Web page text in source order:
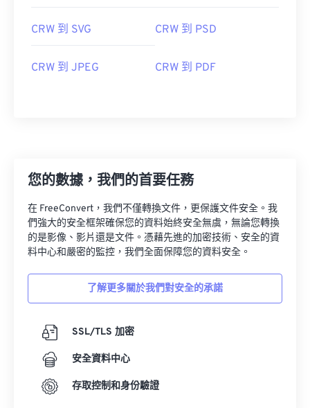
CRW 到 SVG CRW 到 PSD
CRW 到 JPEG CRW 到 PDF
您的數據，我們的首要任務
在 FreeConvert，我們不僅轉換文件，更保護文件安全。我
們強大的安全框架確保您的資料始終安全無虞，無論您轉換
的是影像、影片還是文件。憑藉先進的加密技術、安全的資
料中心和嚴密的監控，我們全面保障您的資料安全。
了解更多關於我們對安全的承諾
SSL/TLS 加密
安全資料中心
存取控制和身份驗證